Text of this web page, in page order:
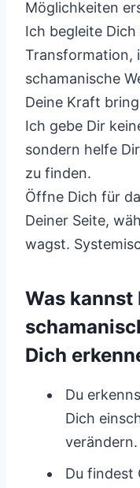
Möglichkeiten
Ich begleite
Transformation,
schamanische
Deine Kraft
Ich gebe Dir
sondern helfe
zu finden.
Öffne Dich für
Deiner Seite,
wagst.
Was kannst
Dich
Du
Dich
verändern.
Du findest